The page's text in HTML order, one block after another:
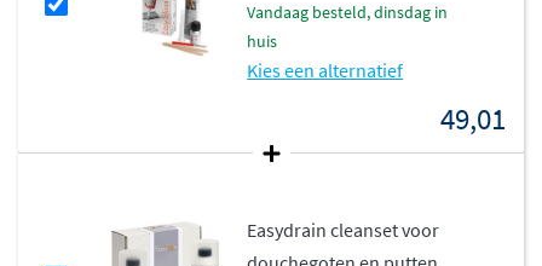
vandaag besteld, dinsdag in
huis
Kies een alternatief
49,01
Easydrain cleanset voor